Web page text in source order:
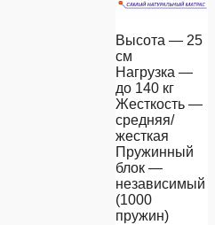
Высота — 25
см
Нагрузка —
до 140 кг
Жесткость —
средняя/
жесткая
Пружинный
блок —
независимый
(1000
пружин)